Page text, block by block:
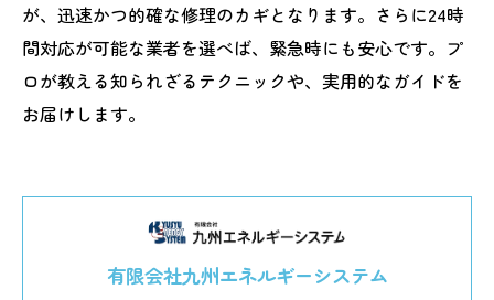
が、迅速かつ的確な修理のカギとなります。さらに24時
間対応が可能な業者を選べば、緊急時にも安心です。プ
ロが教える知られざるテクニックや、実用的なガイドを
お届けします。
有限会社九州エネルギーシステム